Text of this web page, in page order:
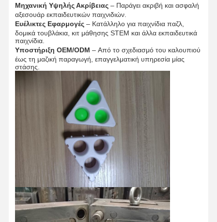
Αρχική
Σελίδα
Προϊόντα
Σχετικά Με
Εμάς
Γύρος
Εργοστασίων
Μηχανική Υψηλής Ακρίβειας– Παράγει ακριβή και ασφαλή
αξεσουάρ εκπαιδευτικών παιχνιδιών.
Ευέλικτες Εφαρμογές– Κατάλληλο για παιχνίδια παζλ,
δομικά τουβλάκια, κιτ μάθησης STEM και άλλα εκπαιδευτικά
παιχνίδια.
Υποστήριξη OEM/ODM – Από το σχεδιασμό του καλουπιού
έως τη μαζική παραγωγή, επαγγελματική υπηρεσία μίας
στάσης.